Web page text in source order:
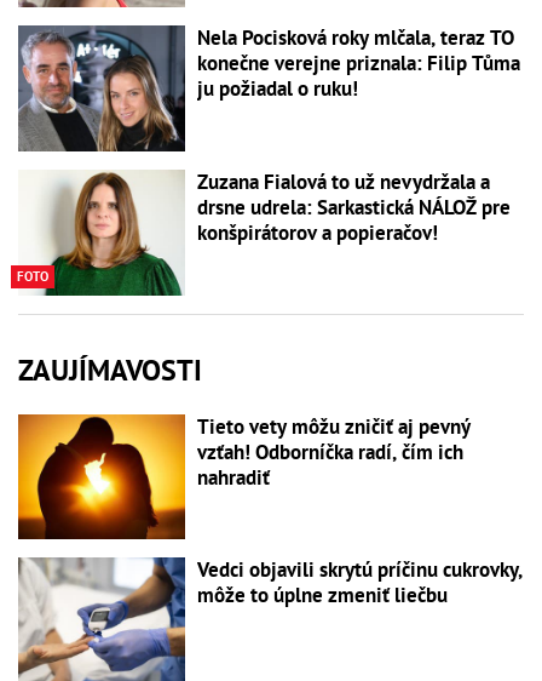
Nela Pocisková roky mlčala, teraz TO
konečne verejne priznala: Filip Tůma
ju požiadal o ruku!
FOTO
Zuzana Fialová to už nevydržala a
drsne udrela: Sarkastická NÁLOŽ pre
konšpirátorov a popieračov!
ZAUJÍMAVOSTI
Tieto vety môžu zničiť aj pevný
vzťah! Odborníčka radí, čím ich
nahradiť
Vedci objavili skrytú príčinu cukrovky,
môže to úplne zmeniť liečbu